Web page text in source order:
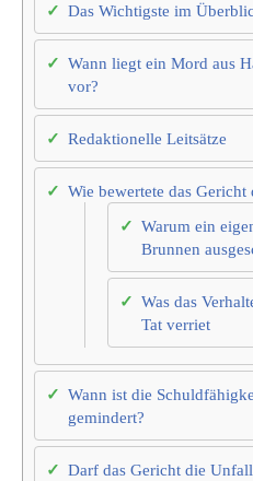
Das Wichtigste im
Wann liegt ein Mord aus
vor?
Redaktionelle Leitsätze
Wie bewertete das
Warum ein
Brunnen
Was das
Tat verriet
Wann ist die
gemindert?
Darf das Gericht die